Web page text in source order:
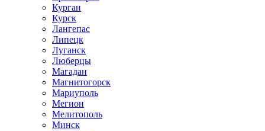
Курган
Курск
Лангепас
Липецк
Луганск
Люберцы
Магадан
Магнитогорск
Мариуполь
Мегион
Мелитополь
Минск